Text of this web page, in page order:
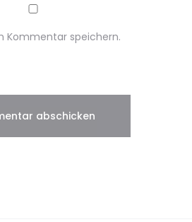
Kommentar speichern.